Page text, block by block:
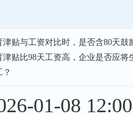
津贴与工资对比时，是否含80天鼓
津贴比98天工资高，企业是否应将
？
01-08